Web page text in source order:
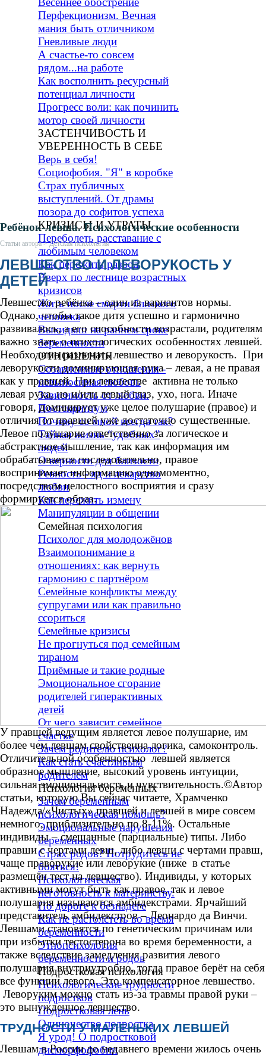
Перфекционизм. Вечная
мания быть отличником
Гневливые люди
А счастье-то совсем
рядом...на работе
Как восполнить ресурсный
потенциал личности
Прогресс воли: как починить
мотор своей личности
ЗАСТЕНЧИВОСТЬ И
УВЕРЕННОСТЬ В СЕБЕ
Верь в себя!
Социофобия. "Я" в коробке
Страх публичных
выступлений. От драмы
позора до софитов успеха
КРИЗИСЫ И УТРАТЫ
Переболеть расставание с
любимым человеком
Как пережить развод
Вверх по лестнице возрастных
кризисов
Жить после смерти близкого
человека
Выкидыш на раннем сроке
беременности
ОТНОШЕНИЯ
Созависимые отношения -
невыносимая любовь
Зависимость от любви.
Постскриптум
Почему со мной всегда так?
Тайная жизнь “удобных”
людей
О верности для близости
Ревность - яд и лекарство
любви
Как пережить измену
Манипуляции в общении
Семейная психология
Психолог для молодожёнов
Взаимопонимание в
отношениях: как вернуть
гармонию с партнёром
Семейные конфликты между
супругами или как правильно
ссориться
Семейные кризисы
Не прогнуться под семейным
тираном
Приёмные и такие родные
Эмоциональное сгорание
родителей гиперактивных
детей
От чего зависит семейное
счастье
Зачем родителю психолог?
Как стать счастливым
родителем
Психология беременных▼
Зачем беременным
психологическая помощь?
Эмоциональные нарушения
беременных
Страх родов? Потрудитесь не
бояться!
Психологическая
неготовность к материнству.
По дороге к безнадёге
Как не растолстеть во время
беременности
Этнопсихология
беременности и родов
Подростковая психология ▼
Психологические трудности
подростков
Подростковая лень
Одиночество подростка
Я урод! О подростковой
дисморфофобии
Ребёнок-левша. Психологические особенности
Статьи автора > Детская психология
ЛЕВШЕСТВО И ЛЕВОРУКОСТЬ У
ДЕТЕЙ
Левшество ребёнка – один из вариантов нормы.
Однако, чтобы такое дитя успешно и гармонично
развивалось, а его способности возрастали, родителям
важно знать о психологических особенностях левшей.
Необходимо различать левшество и леворукость. При
леворукости доминирующая рука – левая, а не правая
как у правшей. При левшестве активна не только
левая рука, но и/или левый глаз, ухо, нога. Иначе
говоря, доминирует уже целое полушарие (правое) и
отличия от правшей уже достаточно существенные.
Левое полушарие ответственно за логическое и
абстрактное мышление, так как информация им
обрабатывается последовательно, правое
воспринимает информацию одномоментно,
посредством целостного восприятия и сразу
формируется образ.
У правшей ведущим является левое полушарие, им
более чем левшам свойственна логика, самоконтроль.
Отличительной особенностью левшей является
образное мышление, высокий уровень интуиции,
сильная эмоциональность и чувствительность.©Автор
статьи, которую Вы сейчас читаете, Храмченко
Надежда/«Чистых» правшей и левшей в мире совсем
немного, приблизительно по 8-11%. Остальные
индивиды – смешанные (парциальные) типы. Либо
правши с чертами левш, либо левши с чертами правш,
чаще праворукие или леворукие (ниже в статье
размещён тест на левшество). Индивиды, у которых
активными могут быть как правое, так и левое
полушария называются амбидекстрами. Ярчайший
представитель амбидекстров – Леонардо да Винчи.
Левшами становятся по генетическим причинам или
при избытки тестостерона во время беременности, а
также вследствие замедления развития левого
полушария внутриутробно, тогда правое берёт на себя
все функции левого. Это компенсаторное левшество.
Леворуким можно стать из-за травмы правой руки –
это вынужденное левшество.
ТРУДНОСТИ У МАЛЕНЬКИХ ЛЕВШЕЙ
Левшам в России до недавнего времени жилось очень